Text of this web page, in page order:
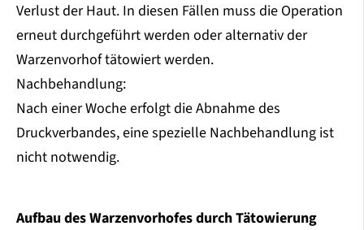
Verlust der Haut. In diesen Fällen muss die Operation
erneut durchgeführt werden oder alternativ der
Warzenvorhof tätowiert werden.
Nachbehandlung:
Nach einer Woche erfolgt die Abnahme des
Druckverbandes, eine spezielle Nachbehandlung ist
nicht notwendig.
Aufbau des Warzenvorhofes durch Tätowierung